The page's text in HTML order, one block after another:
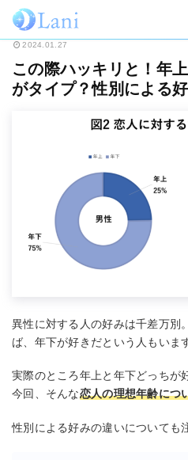
ホーム 恋愛 この際ハッキリと！年
2024.01.27
この際ハッキリと！年
がタイプ？性別による
異性に対する人の好みは千差万別
ば、年下が好きだという人もいま
実際のところ年上と年下どっちが
今回、そんな恋人の理想年齢につ
性別による好みの違いについても